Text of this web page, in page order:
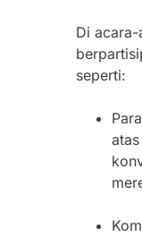
Di
seperti: